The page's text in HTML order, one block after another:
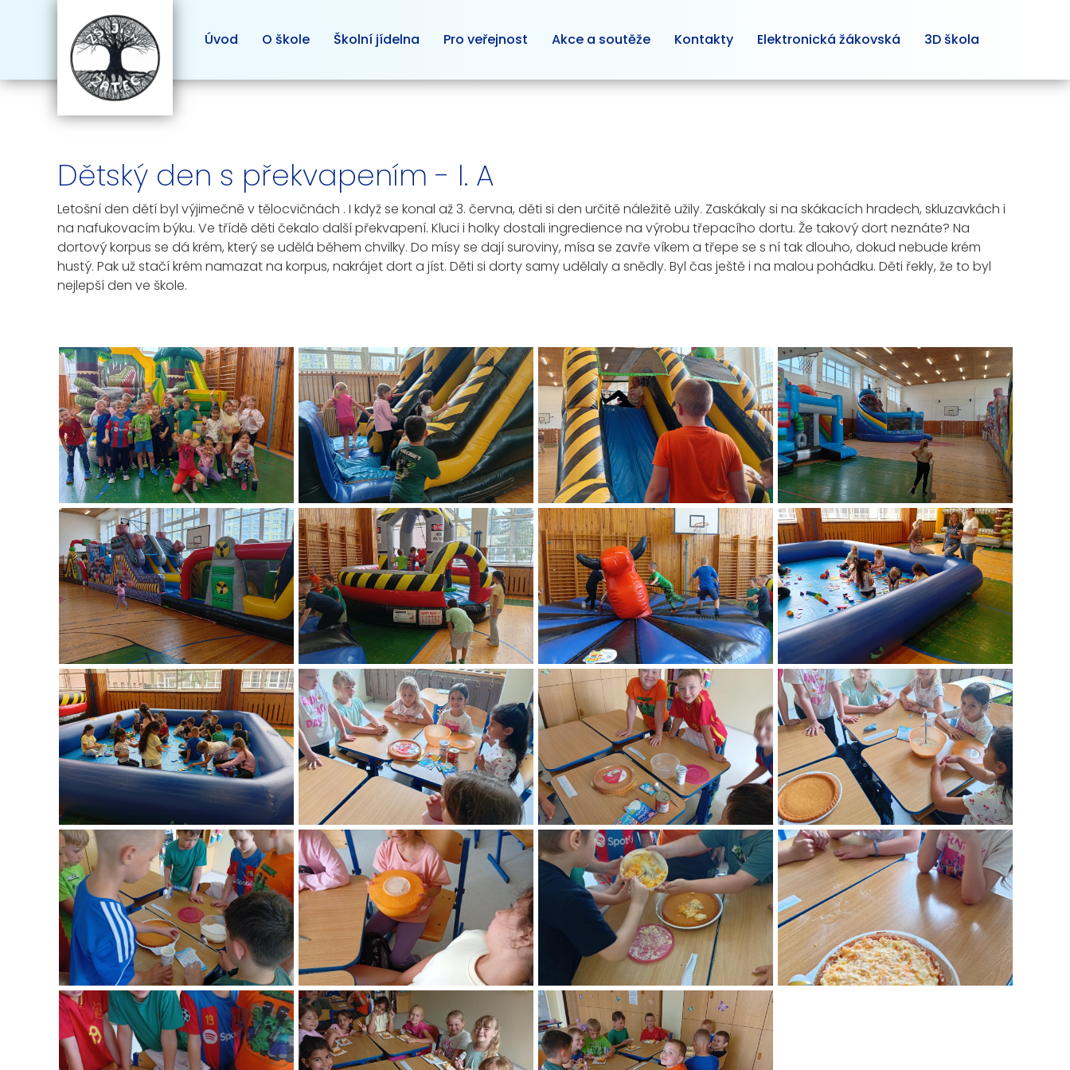
Úvod O škole Školní jídelna Pro veřejnost Akce a soutěže Kontakty Elektronická žákovská 3D škola
Dětský den s překvapením - I. A
Letošní den dětí byl výjimečně v tělocvičnách . I když se konal až 3. června, děti si den určitě náležitě užily. Zaskákaly si na skákacích hradech, skluzavkách i
na nafukovacím býku. Ve třídě děti čekalo další překvapení. Kluci i holky dostali ingredience na výrobu třepacího dortu. Že takový dort neznáte? Na
dortový korpus se dá krém, který se udělá během chvilky. Do mísy se dají suroviny, mísa se zavře víkem a třepe se s ní tak dlouho, dokud nebude krém
hustý. Pak už stačí krém namazat na korpus, nakrájet dort a jíst. Děti si dorty samy udělaly a snědly. Byl čas ještě i na malou pohádku. Děti řekly, že to byl
nejlepší den ve škole.